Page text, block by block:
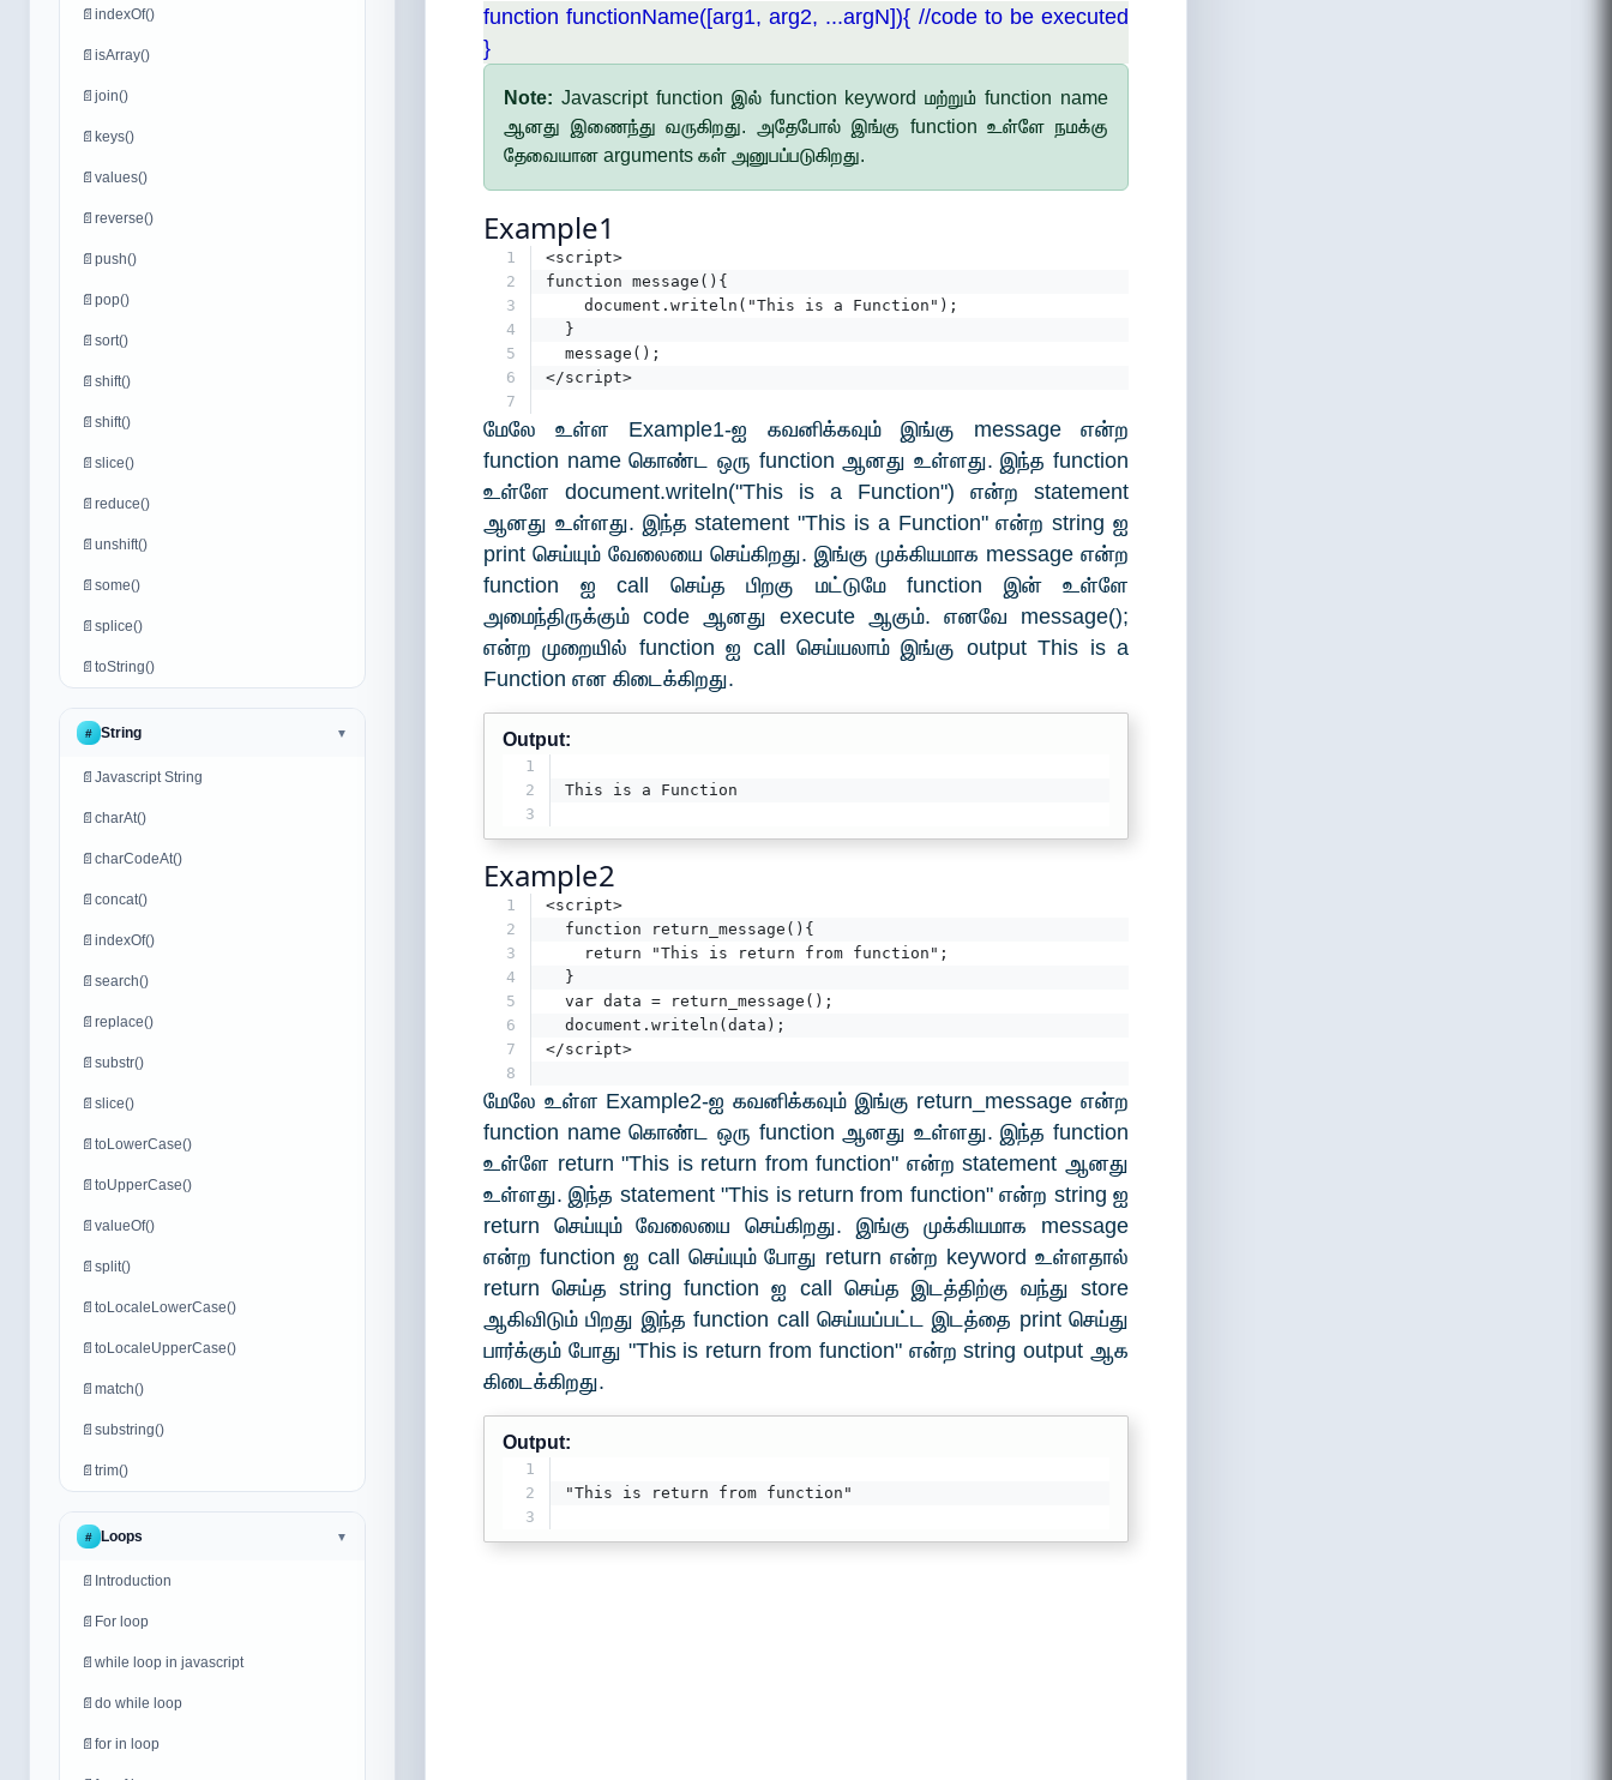
📄 indexOf()
📄 isArray()
📄 join()
📄 keys()
📄 values()
📄 reverse()
📄 push()
📄 pop()
📄 sort()
📄 shift()
📄 shift()
📄 slice()
📄 reduce()
📄 unshift()
📄 some()
📄 splice()
📄 toString()
# String ▼
📄 Javascript String
📄 charAt()
📄 charCodeAt()
📄 concat()
📄 indexOf()
📄 search()
📄 replace()
📄 substr()
📄 slice()
📄 toLowerCase()
📄 toUpperCase()
📄 valueOf()
📄 split()
📄 toLocaleLowerCase()
📄 toLocaleUpperCase()
📄 match()
📄 substring()
📄 trim()
# Loops ▼
📄 Introduction
📄 For loop
📄 while loop in javascript
📄 do while loop
📄 for in loop
function functionName([arg1, arg2, ...argN]){ //code to be executed
}
Note: Javascript function இல் function keyword மற்றும் function name
ஆனது இணைந்து வருகிறது. அதேபோல் இங்கு function உள்ளே நமக்கு
தேவையான arguments கள் அனுபப்படுகிறது.
Example1
1
<script>
2
function message(){
3
    document.writeln("This is a Function");
4
  }
5
  message();
6
</script>
7
மேலே உள்ள Example1-ஐ கவனிக்கவும் இங்கு message என்ற
function name கொண்ட ஒரு function ஆனது உள்ளது. இந்த function
உள்ளே document.writeln("This is a Function") என்ற statement
ஆனது உள்ளது. இந்த statement "This is a Function" என்ற string ஐ
print செய்யும் வேலையை செய்கிறது. இங்கு முக்கியமாக message என்ற
function ஐ call செய்த பிறகு மட்டுமே function இன் உள்ளே
அமைந்திருக்கும் code ஆனது execute ஆகும். எனவே message();
என்ற முறையில் function ஐ call செய்யலாம் இங்கு output This is a
Function என கிடைக்கிறது.
Output:
1
2
This is a Function
3
Example2
1
<script>
2
  function return_message(){
3
    return "This is return from function";
4
  }
5
  var data = return_message();
6
  document.writeln(data);
7
</script>
8
மேலே உள்ள Example2-ஐ கவனிக்கவும் இங்கு return_message என்ற
function name கொண்ட ஒரு function ஆனது உள்ளது. இந்த function
உள்ளே return "This is return from function" என்ற statement ஆனது
உள்ளது. இந்த statement "This is return from function" என்ற string ஐ
return செய்யும் வேலையை செய்கிறது. இங்கு முக்கியமாக message
என்ற function ஐ call செய்யும் போது return என்ற keyword உள்ளதால்
return செய்த string function ஐ call செய்த இடத்திற்கு வந்து store
ஆகிவிடும் பிறது இந்த function call செய்யப்பட்ட இடத்தை print செய்து
பார்க்கும் போது "This is return from function" என்ற string output ஆக
கிடைக்கிறது.
Output:
1
2
"This is return from function"
3